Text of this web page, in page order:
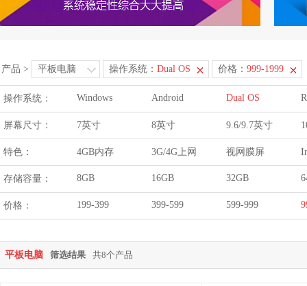
产品 > 平板电脑 操作系统： Dual OS 价格： 999-1999
操作系统： Windows Android Dual OS
屏幕尺寸： 7英寸 8英寸 9.6/9.7英寸
特色： 4GB内存 3G/4G上网 视网膜屏
存储容量： 8GB 16GB 32GB
价格： 199-399 399-599 599-999
平板电脑 筛选结果 共8个产品